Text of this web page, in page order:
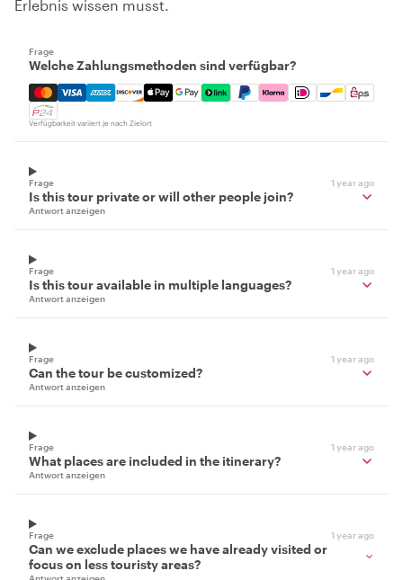
Erlebnis wissen musst.
Frage
Welche Zahlungsmethoden sind verfügbar?
Mastercard, Visa, Amex, Discover, Apple Pay, Google
Verfügbarkeit variiert je nach Zielort
Frage 1 year ago
Is this tour private or will other people join?
Antwort anzeigen
Frage 1 year ago
Is this tour available in multiple languages?
Antwort anzeigen
Frage 1 year ago
Can the tour be customized?
Antwort anzeigen
Frage 1 year ago
What places are included in the itinerary?
Antwort anzeigen
Frage 1 year ago
Can we exclude places we have already visited or
focus on less touristy areas?